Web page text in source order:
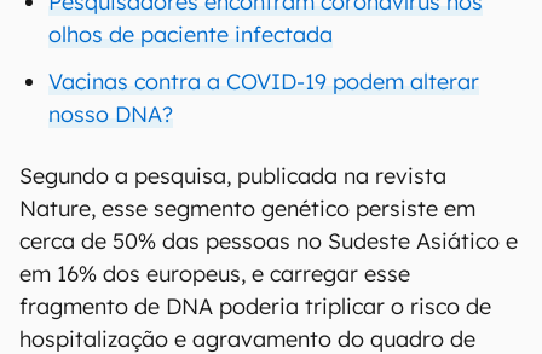
olhos de paciente infectada
Vacinas contra a COVID-19 podem alterar
nosso DNA?
Segundo a pesquisa, publicada na revista
Nature, esse segmento genético persiste em
cerca de 50% das pessoas no Sudeste Asiático e
em 16% dos europeus, e carregar esse
fragmento de DNA poderia triplicar o risco de
hospitalização e agravamento do quadro de